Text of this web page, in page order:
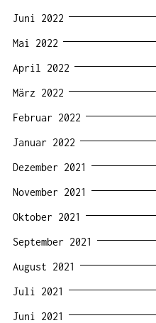
Juni 2022
Mai 2022
April 2022
März 2022
Februar 2022
Januar 2022
Dezember 2021
November 2021
Oktober 2021
September 2021
August 2021
Juli 2021
Juni 2021